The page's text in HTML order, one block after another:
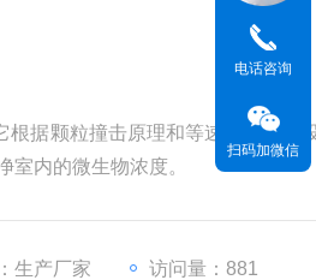
根据颗粒撞击原理和等速采样理论
内的微生物浓度。
生产厂家 访问量：881
电话咨询
扫码加微信